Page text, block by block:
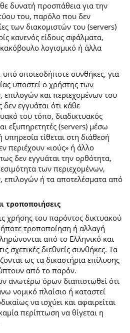
δυνατή προσπάθεια για την
του, παρόλο που δεν
των διακομιστών του (servers)
κανενός είδους σφάλματα,
λογισμικό ή άλλα
οποιεσδήποτε συνθήκες, για
υποστεί ο χρήστης των
επιλογών και περιεχομένων του
εγγυάται ότι κάθε
του τόπο, διαδικτυακός
εξυπηρετητές (servers) μέσω
τίθεται στη διάθεσή
περιέχουν «ιούς» ή άλλο
δεν εγγυάται την ορθότητα,
των περιεχομένων,
επιλογών ή τα αποτελέσματα από
τροποποιήσεις
χρήσης του παρόντος δικτυακού
τροποποίηση ή αλλαγή
από το Ελληνικό και
σχετικές διεθνείς συνθήκες. Τα
ως τα δικαστήρια επίλυσης
από το παρόν.
ανωτέρω όρων διαπιστωθεί ότι
νομικό πλαίσιο ή καταστεί
να ισχύει και αφαιρείται
περίπτωση να θίγεται η